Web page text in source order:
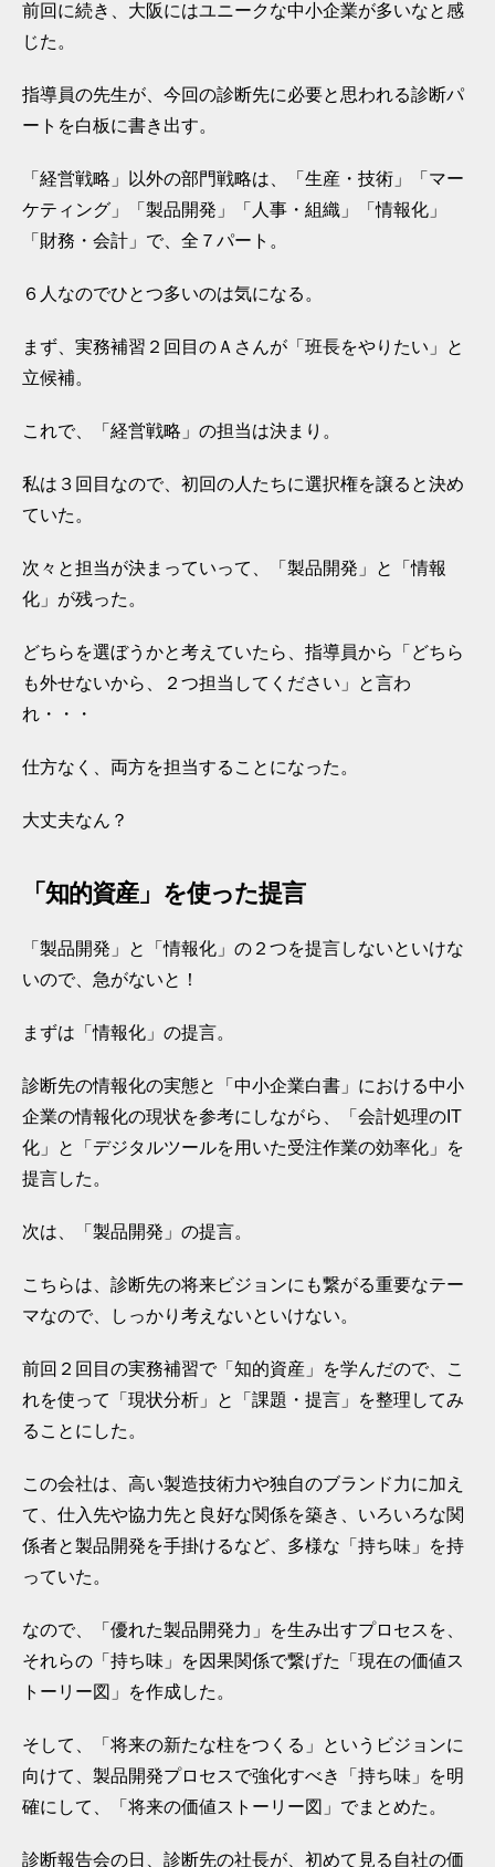
前回に続き、大阪にはユニークな中小企業が多いなと感
じた。
指導員の先生が、今回の診断先に必要と思われる診断パ
ートを白板に書き出す。
「経営戦略」以外の部門戦略は、「生産・技術」「マー
ケティング」「製品開発」「人事・組織」「情報化」
「財務・会計」で、全７パート。
６人なのでひとつ多いのは気になる。
まず、実務補習２回目のＡさんが「班長をやりたい」と
立候補。
これで、「経営戦略」の担当は決まり。
私は３回目なので、初回の人たちに選択権を譲ると決め
ていた。
次々と担当が決まっていって、「製品開発」と「情報
化」が残った。
どちらを選ぼうかと考えていたら、指導員から「どちら
も外せないから、２つ担当してください」と言わ
れ・・・
仕方なく、両方を担当することになった。
大丈夫なん？
「知的資産」を使った提言
「製品開発」と「情報化」の２つを提言しないといけな
いので、急がないと！
まずは「情報化」の提言。
診断先の情報化の実態と「中小企業白書」における中小
企業の情報化の現状を参考にしながら、「会計処理のIT
化」と「デジタルツールを用いた受注作業の効率化」を
提言した。
次は、「製品開発」の提言。
こちらは、診断先の将来ビジョンにも繋がる重要なテー
マなので、しっかり考えないといけない。
前回２回目の実務補習で「知的資産」を学んだので、こ
れを使って「現状分析」と「課題・提言」を整理してみ
ることにした。
この会社は、高い製造技術力や独自のブランド力に加え
て、仕入先や協力先と良好な関係を築き、いろいろな関
係者と製品開発を手掛けるなど、多様な「持ち味」を持
っていた。
なので、「優れた製品開発力」を生み出すプロセスを、
それらの「持ち味」を因果関係で繋げた「現在の価値ス
トーリー図」を作成した。
そして、「将来の新たな柱をつくる」というビジョンに
向けて、製品開発プロセスで強化すべき「持ち味」を明
確にして、「将来の価値ストーリー図」でまとめた。
診断報告会の日、診断先の社長が、初めて見る自社の価